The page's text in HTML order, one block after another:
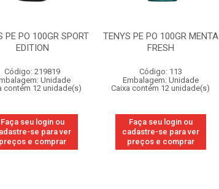
PE PO 100GR SPORT
EDITION
Código: 219819
Unidade
contém 12 unidade(s)
Faça seu login ou
se para ver
preços e comprar
TENYS PE PO 100GR MENTA
FRESH
Código: 113
Embalagem: Unidade
Caixa contém 12 unidade(s)
Faça seu login ou
cadastre-se para ver
preços e comprar